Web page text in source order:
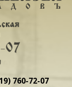
760-72-07